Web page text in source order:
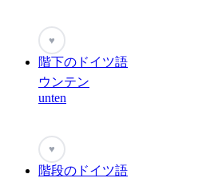
♥
階下のドイツ語
ウンテン
unten
♥
階段のドイツ語